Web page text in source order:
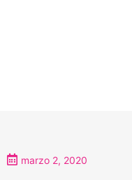
marzo 2, 2020